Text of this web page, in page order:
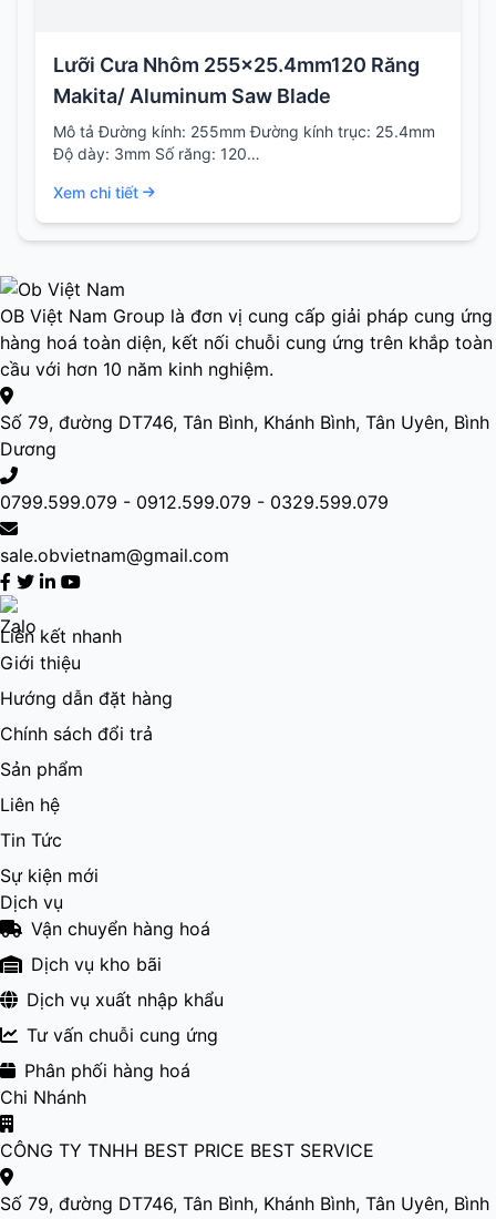
Lưỡi Cưa Nhôm 255×25.4mm120 Răng
Makita/ Aluminum Saw Blade
Mô tả Đường kính: 255mm Đường kính trục: 25.4mm
Độ dày: 3mm Số răng: 120…
Xem chi tiết
OB Việt Nam Group là đơn vị cung cấp giải pháp cung ứng
hàng hoá toàn diện, kết nối chuỗi cung ứng trên khắp toàn
cầu với hơn 10 năm kinh nghiệm.
Số 79, đường DT746, Tân Bình, Khánh Bình, Tân Uyên, Bình
Dương
0799.599.079 - 0912.599.079 - 0329.599.079
sale.obvietnam@gmail.com
Liên kết nhanh
Giới thiệu
Hướng dẫn đặt hàng
Chính sách đổi trả
Sản phẩm
Liên hệ
Tin Tức
Sự kiện mới
Dịch vụ
Vận chuyển hàng hoá
Dịch vụ kho bãi
Dịch vụ xuất nhập khẩu
Tư vấn chuỗi cung ứng
Phân phối hàng hoá
Chi Nhánh
CÔNG TY TNHH BEST PRICE BEST SERVICE
Số 79, đường DT746, Tân Bình, Khánh Bình, Tân Uyên, Bình